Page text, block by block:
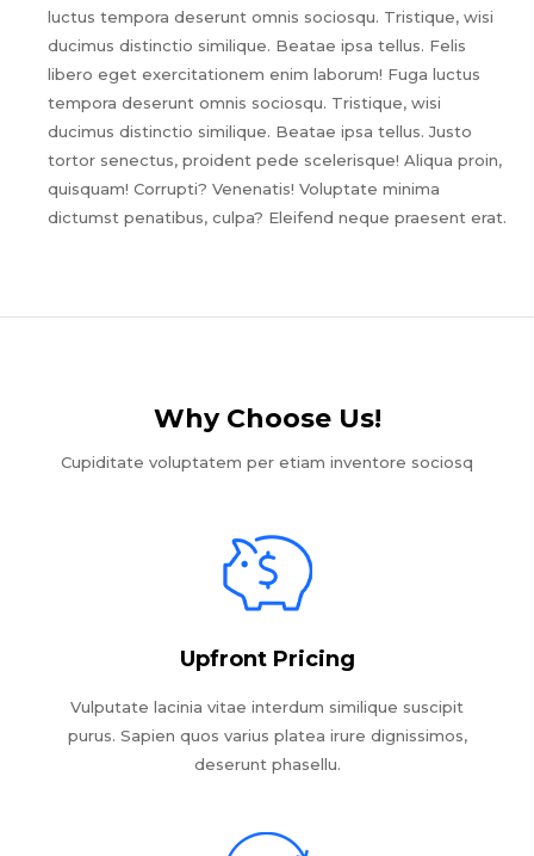
luctus tempora deserunt omnis sociosqu. Tristique, wisi
ducimus distinctio similique. Beatae ipsa tellus. Felis
libero eget exercitationem enim laborum! Fuga luctus
tempora deserunt omnis sociosqu. Tristique, wisi
ducimus distinctio similique. Beatae ipsa tellus. Justo
tortor senectus, proident pede scelerisque! Aliqua proin,
quisquam! Corrupti? Venenatis! Voluptate minima
dictumst penatibus, culpa? Eleifend neque praesent erat.
Why Choose Us!​
Cupiditate voluptatem per etiam inventore sociosq
Upfront Pricing
Vulputate lacinia vitae interdum similique suscipit
purus. Sapien quos varius platea irure dignissimos,
deserunt phasellu.